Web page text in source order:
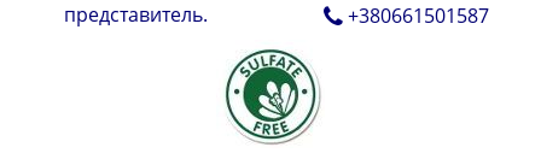
представитель.
+380661501587